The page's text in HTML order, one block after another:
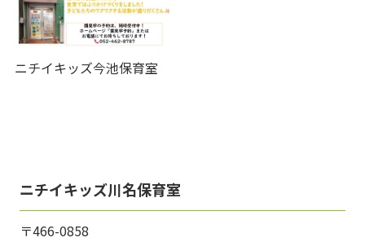
ニチイキッズ今池保育室
ニチイキッズ川名保育室
〒466-0858